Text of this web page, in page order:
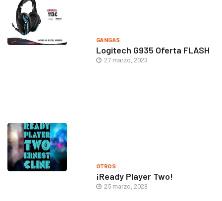
GANGAS
Logitech G935 Oferta FLASH
27 marzo, 2023
OTROS
¡Ready Player Two!
25 marzo, 2023